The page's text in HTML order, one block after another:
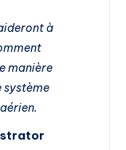
à
manière
système